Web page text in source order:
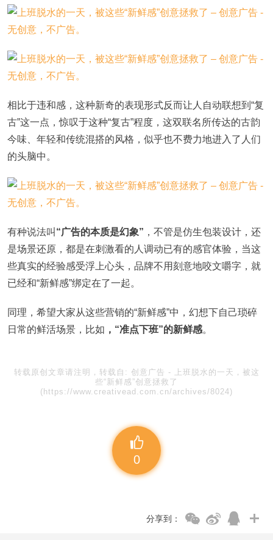
相比于违和感，这种新奇的表现形式反而让人自动联想到“复
古”这一点，惊叹于这种“复古”程度，这双联名所传达的古韵
今味、年轻和传统混搭的风格，似乎也不费力地进入了人们
的头脑中。
有种说法叫 “广告的本质是幻象” ，不管是仿生包装设计，还
是场景还原，都是在刺激看的人调动已有的感官体验，当这
些真实的经验感受浮上心头，品牌不用刻意地咬文嚼字，就
已经和“新鲜感”绑定在了一起。
同理，希望大家从这些营销的“新鲜感”中，幻想下自己琐碎
日常的鲜活场景，比如 ，“准点下班”的新鲜感。
转载原创文章请注明，转载自: 创意广告 -
上班脱水的一天，被这
些“新鲜感”创意拯救了
(https://www.creativead.com.cn/archives/8024)
0
分享到：